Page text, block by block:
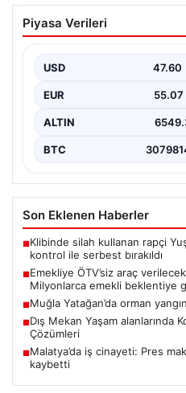
Emekliye ÖTV’siz
yasa çıkacak mı?
Piyasa Verileri
USD 47.60
EUR 55.07
ALTIN
BTC
Son Eklenen Haberler
■Klibinde silah kullanan rapçi
kontrol ile serbest bırakıldı
■Emekliye ÖTV’siz araç
Milyonlarca emekli beklentiye
■Muğla Yatağan’da orman
■Dış Mekan Yaşam alanlarında
Çözümleri
■Malatya’da iş cinayeti: Pres
kaybetti